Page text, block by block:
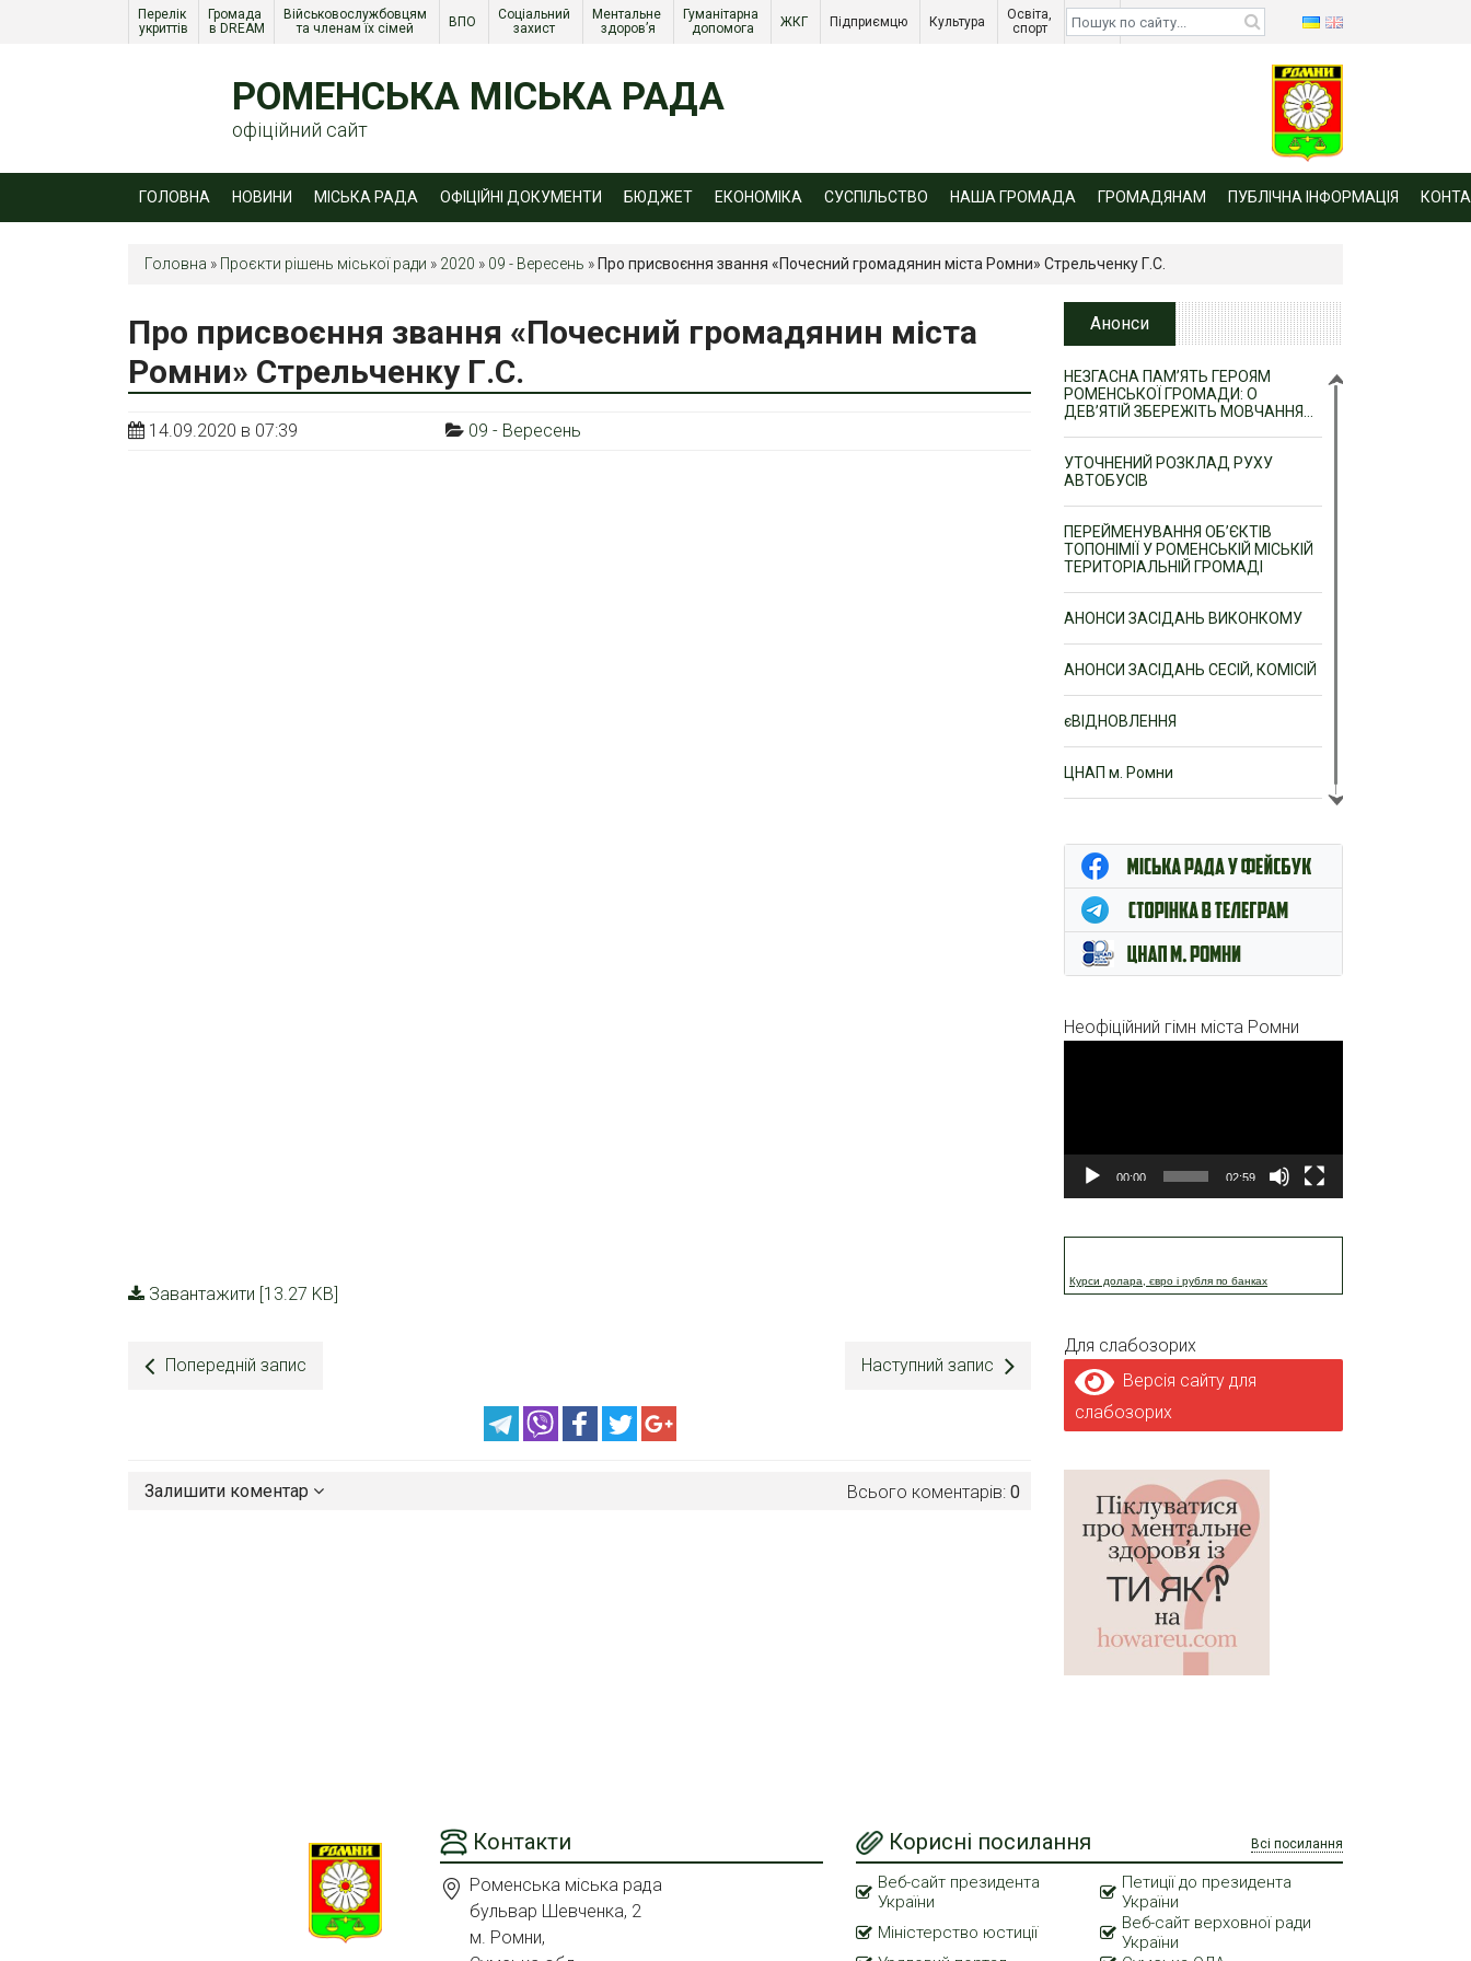
Перелік
укриттів
Громада
в DREAM
Військовослужбовцям
та членам їх сімей
ВПО
Соціальний
захист
Ментальне
здоров’я
Гуманітарна
допомога
ЖКГ Підприємцю Культура
Освіта,
спорт
Діти
війни
РОМЕНСЬКА МІСЬКА РАДА
офіційний сайт
ГОЛОВНА НОВИНИ МІСЬКА РАДА ОФІЦІЙНІ ДОКУМЕНТИ БЮДЖЕТ ЕКОНОМІКА СУСПІЛЬСТВО НАША ГРОМАДА ГРОМАДЯНАМ ПУБЛІЧНА ІНФОРМАЦІЯ
Головна » Проєкти рішень міської ради » 2020 » 09 - Вересень » Про присвоєння звання «Почесний громадянин міста Ромни» Стрельченку Г.С.
Про присвоєння звання «Почесний громадянин міста
Ромни» Стрельченку Г.С.
14.09.2020 в 07:39 09 - Вересень
Завантажити [13.27 KB]
Попередній запис Наступний запис
Всього коментарів: 0
Залишити коментар
Анонси
НЕЗГАСНА ПАМ’ЯТЬ ГЕРОЯМ
РОМЕНСЬКОЇ ГРОМАДИ: О
ДЕВ’ЯТІЙ ЗБЕРЕЖІТЬ МОВЧАННЯ…
УТОЧНЕНИЙ РОЗКЛАД РУХУ
АВТОБУСІВ
ПЕРЕЙМЕНУВАННЯ ОБ’ЄКТІВ
ТОПОНІМІЇ У РОМЕНСЬКІЙ МІСЬКІЙ
ТЕРИТОРІАЛЬНІЙ ГРОМАДІ
АНОНСИ ЗАСІДАНЬ ВИКОНКОМУ
АНОНСИ ЗАСІДАНЬ СЕСІЙ, КОМІСІЙ
єВІДНОВЛЕННЯ
ЦНАП м. Ромни
Неофіційний гімн міста Ромни
00:00 02:59
Курси долара, євро і рубля по банках
Для слабозорих
Версія сайту для
слабозорих
Контакти
Роменська міська рада
бульвар Шевченка, 2
м. Ромни,
Корисні посилання Всі посилання
Веб-сайт президента
України
Петиції до президента
України
Міністерство юстиції
Веб-сайт верховної ради
України